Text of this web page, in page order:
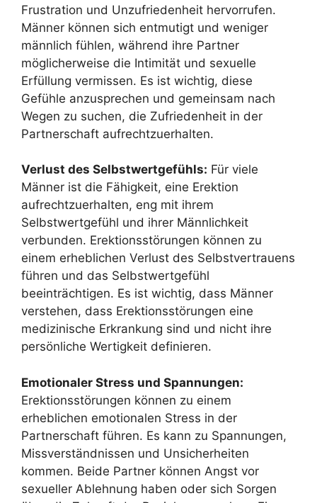
Frustration und Unzufriedenheit hervorrufen.
Männer können sich entmutigt und weniger
männlich fühlen, während ihre Partner
möglicherweise die Intimität und sexuelle
Erfüllung vermissen. Es ist wichtig, diese
Gefühle anzusprechen und gemeinsam nach
Wegen zu suchen, die Zufriedenheit in der
Partnerschaft aufrechtzuerhalten.
Verlust des Selbstwertgefühls: Für viele
Männer ist die Fähigkeit, eine Erektion
aufrechtzuerhalten, eng mit ihrem
Selbstwertgefühl und ihrer Männlichkeit
verbunden. Erektionsstörungen können zu
einem erheblichen Verlust des Selbstvertrauens
führen und das Selbstwertgefühl
beeinträchtigen. Es ist wichtig, dass Männer
verstehen, dass Erektionsstörungen eine
medizinische Erkrankung sind und nicht ihre
persönliche Wertigkeit definieren.
Emotionaler Stress und Spannungen:
Erektionsstörungen können zu einem
erheblichen emotionalen Stress in der
Partnerschaft führen. Es kann zu Spannungen,
Missverständnissen und Unsicherheiten
kommen. Beide Partner können Angst vor
sexueller Ablehnung haben oder sich Sorgen